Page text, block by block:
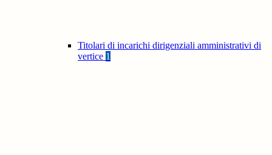
Titolari di incarichi dirigenziali amministrativi di
vertice 1